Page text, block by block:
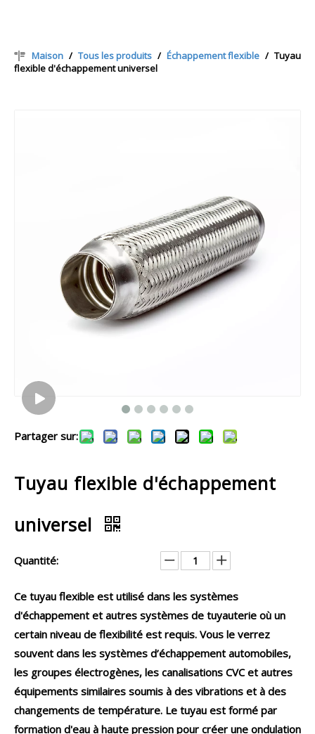
Maison / Tous les produits / Échappement flexible / Tuyau
flexible d'échappement universel
Partager sur:
Tuyau flexible d'échappement
universel
Quantité:
Ce tuyau flexible est utilisé dans les systèmes
d'échappement et autres systèmes de tuyauterie où un
certain niveau de flexibilité est requis. Vous le verrez
souvent dans les systèmes d’échappement automobiles,
les groupes électrogènes, les canalisations CVC et autres
équipements similaires soumis à des vibrations et à des
changements de température. Le tuyau est formé par
formation d'eau à haute pression pour créer une ondulation